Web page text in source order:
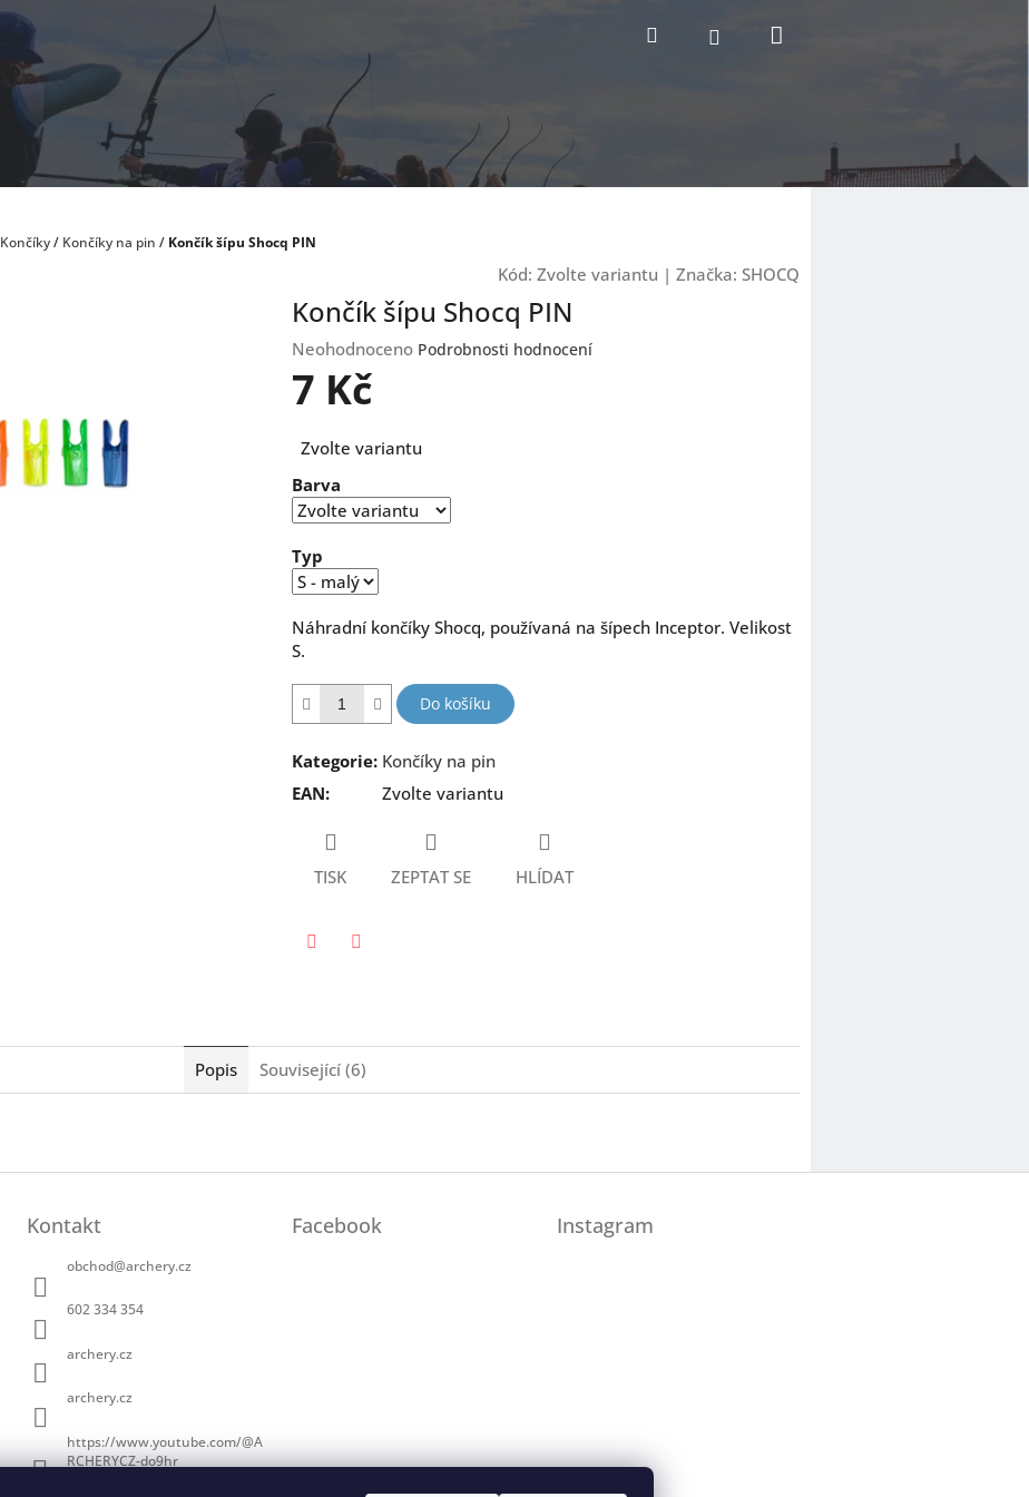
Hledat Přihlášení
Končíky/ Končíky na pin / Končík šípu Shocq PIN
Kód: Zvolte variantu | Značka: SHOCQ
Končík šípu Shocq PIN
Průměrné
hodnocení
produktu
0,0
5
hvězdiček.
Neohodnoceno Podrobnosti hodnocení
7 Kč
cena:
Zvolte variantu
Barva
Typ
Náhradní končíky Shocq, používaná na šípech Inceptor. Velikost
S.
Do košíku
Kategorie: Končíky na pin
EAN: Zvolte variantu
TISK ZEPTAT SE HLÍDAT
Popis Související (6)
Kontakt
obchod@archery.cz
602 334 354
archery.cz
archery.cz
https://www.youtube.com/@A
RCHERYCZ-do9hr
Facebook Instagram